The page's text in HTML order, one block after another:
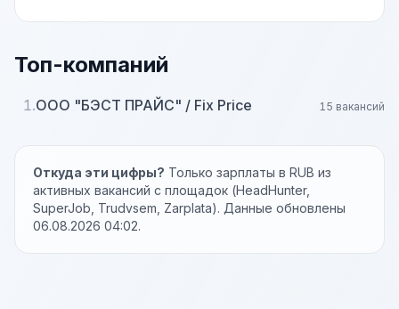
Топ-компаний
1.ООО "БЭСТ ПРАЙС" / Fix Price 15 вакансий
Откуда эти цифры? Только зарплаты в RUB из
активных вакансий с площадок (HeadHunter,
SuperJob, Trudvsem, Zarplata). Данные обновлены
06.08.2026 04:02.